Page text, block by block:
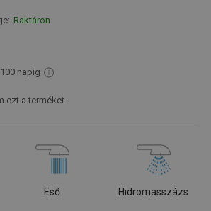
Raktáron
napig
ezt a terméket.
Eső Hidromasszázs